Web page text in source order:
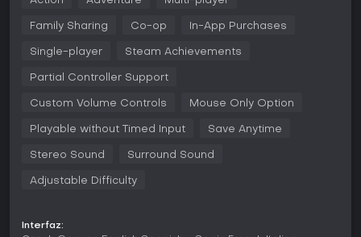
de París, permitiendo a Arno escalar edificios, saltar entre
tejados y deslizarse entre multitudes sin problemas. El
mecánicas de esgrima, donde el timing de bloqueos y
elementos de sigilo incluyen un sneaking mejorado, uso de
escapar o distraer. Los jugadores pueden personalizar el
equipo y habilidades de Arno, desbloqueando
capacidades que potencian técnicas de asesinato o
camuflaje en multitudes. Un arma destacada es el Phantom
ballesta para derribos a distancia.
enfrentamientos directos hasta infiltraciones silenciosas,
Family Sharing Co-op In-App Purchases
Single-player Steam Achievements
Partial Controller Support
Custom Volume Controls Mouse Only Option
Playable without Timed Input Save Anytime
Stereo Sound Surround Sound
Adjustable Difficulty
Interfaz: